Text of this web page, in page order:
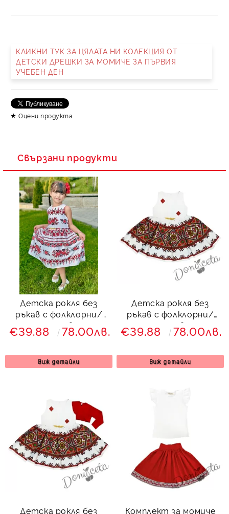
Съгласен съм с
Ние ще се свържем с вас в рамките на работния ден.
КЛИКНИ ТУК ЗА ЦЯЛАТА НИ КОЛЕКЦИЯ ОТ
ДЕТСКИ ДРЕШКИ ЗА МОМИЧЕ ЗА ПЪРВИЯ
УЧЕБЕН ДЕН
Оцени продукта
Свързани продукти
Детска рокля без
ръкав с фолклорни/
етно мотиви тип
народна носия 812349
€39.88 78.00лв.
Виж детайли
Детска рокля без
ръкав с фолклорни/
етно мотиви тип
народна носия 8436345
€39.88 78.00лв.
Виж детайли
Детска рокля без Комплект за момиче